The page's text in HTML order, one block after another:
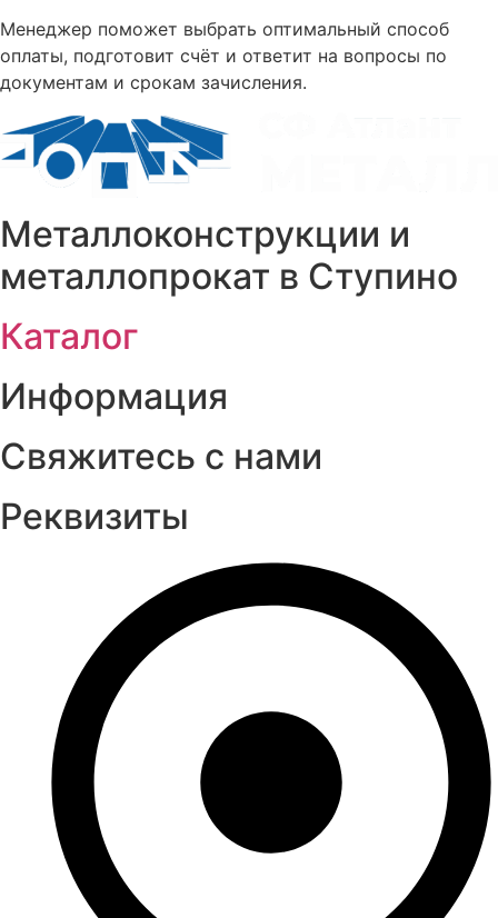
Менеджер поможет выбрать оптимальный способ
оплаты, подготовит счёт и ответит на вопросы по
документам и срокам зачисления.
Металлоконструкции и
металлопрокат в Ступино
Каталог
Информация
Свяжитесь с нами
Реквизиты